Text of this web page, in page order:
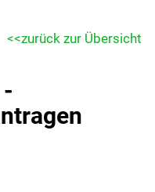
zurück zur Übersicht